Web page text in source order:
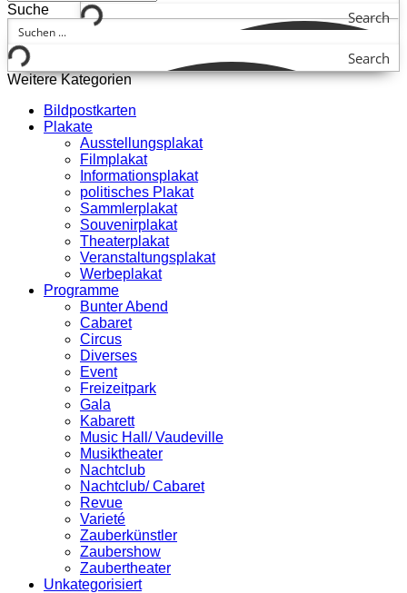
Search
Suche
Search
Weitere Kategorien
Bildpostkarten
Plakate
Ausstellungsplakat
Filmplakat
Informationsplakat
politisches Plakat
Sammlerplakat
Souvenirplakat
Theaterplakat
Veranstaltungsplakat
Werbeplakat
Programme
Bunter Abend
Cabaret
Circus
Diverses
Event
Freizeitpark
Gala
Kabarett
Music Hall/ Vaudeville
Musiktheater
Nachtclub
Nachtclub/ Cabaret
Revue
Varieté
Zauberkünstler
Zaubershow
Zaubertheater
Unkategorisiert